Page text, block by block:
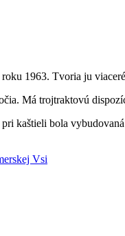
1963. Tvoria ju
Má trojtraktovú
kaštieli bola
Vsi